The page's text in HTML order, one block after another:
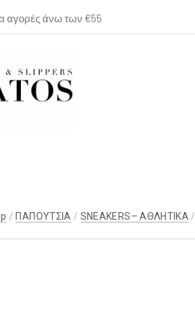
αγορές άνω των €55
/ ΠΑΠΟΥΤΣΙΑ / SNEAKERS– ΑΘΛΗΤΙΚΑ